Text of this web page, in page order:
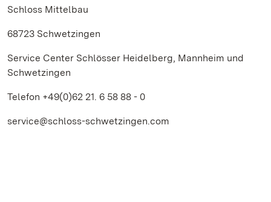
Schloss Mittelbau
68723 Schwetzingen
Service Center Schlösser Heidelberg, Mannheim und
Schwetzingen
Telefon +49(0)62 21. 6 58 88 - 0
service@schloss-schwetzingen.com